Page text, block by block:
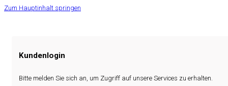
Zum Hauptinhalt springen
Kundenlogin
Bitte melden Sie sich an, um Zugriff auf unsere Services zu erhalten.